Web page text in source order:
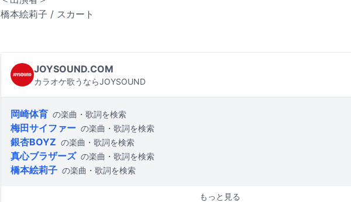
橋本絵莉子 / スカート
JOYSOUND.COM
カラオケ歌うならJOYSOUND
岡崎体育 の楽曲・歌詞を検索
梅田サイファー の楽曲・歌詞を検索
銀杏BOYZ の楽曲・歌詞を検索
真心ブラザーズ の楽曲・歌詞を検索
橋本絵莉子 の楽曲・歌詞を検索
もっと見る